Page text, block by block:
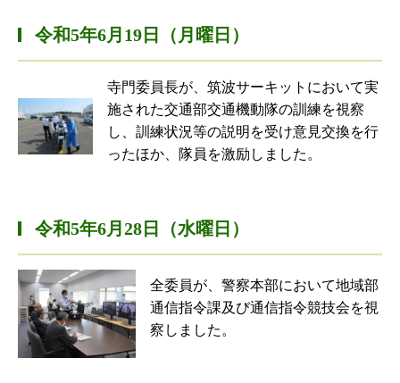
令和5年6月19日（月曜日）
寺門委員長が、筑波サーキットにおいて実
施された交通部交通機動隊の訓練を視察
し、訓練状況等の説明を受け意見交換を行
ったほか、隊員を激励しました。
令和5年6月28日（水曜日）
全委員が、警察本部において地域部
通信指令課及び通信指令競技会を視
察しました。